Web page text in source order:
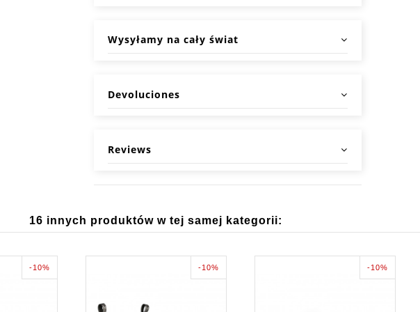
Wysyłamy na cały świat
Devoluciones
Reviews
16 innych produktów w tej samej kategorii:
-10% -10% -10%